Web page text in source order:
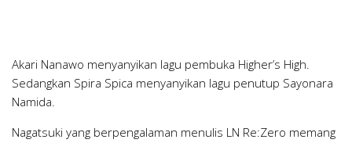
Akari Nanawo menyanyikan lagu pembuka Higher’s High.
Sedangkan Spira Spica menyanyikan lagu penutup Sayonara
Namida.
Nagatsuki yang berpengalaman menulis LN Re:Zero memang